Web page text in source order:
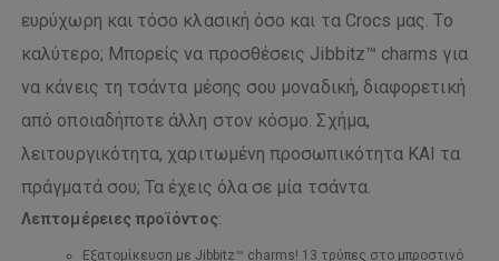
ευρύχωρη και τόσο κλασική όσο και τα Crocs μας. Το
καλύτερο; Μπορείς να προσθέσεις Jibbitz™ charms για
να κάνεις τη τσάντα μέσης σου μοναδική, διαφορετική
από οποιαδήποτε άλλη στον κόσμο. Σχήμα,
λειτουργικότητα, χαριτωμένη προσωπικότητα ΚΑΙ τα
πράγματά σου; Τα έχεις όλα σε μία τσάντα.
Λεπτομέρειες προϊόντος:
Εξατομίκευση με Jibbitz™ charms! 13 τρύπες στο μπροστινό